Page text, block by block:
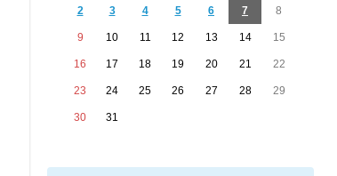
2 3 4 5 6 7 8
9 10 11 12 13 14 15
16 17 18 19 20 21 22
23 24 25 26 27 28 29
30 31